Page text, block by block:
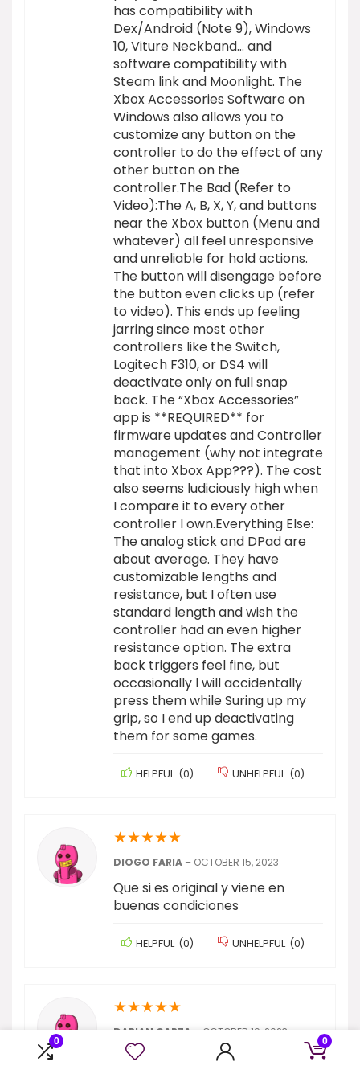
0 0
has compatibility with
Dex/Android (Note 9), Windows
10, Viture Neckband… and
software compatibility with
Steam link and Moonlight. The
Xbox Accessories Software on
Windows also allows you to
customize any button on the
controller to do the effect of any
other button on the
controller.The Bad (Refer to
Video):The A, B, X, Y, and buttons
near the Xbox button (Menu and
whatever) all feel unresponsive
and unreliable for hold actions.
The button will disengage before
the button even clicks up (refer
to video). This ends up feeling
jarring since most other
controllers like the Switch,
Logitech F310, or DS4 will
deactivate only on full snap
back. The “Xbox Accessories”
app is **REQUIRED** for
firmware updates and Controller
management (why not integrate
that into Xbox App???). The cost
also seems ludiciously high when
I compare it to every other
controller I own.Everything Else:
The analog stick and DPad are
about average. They have
customizable lengths and
resistance, but I often use
standard length and wish the
controller had an even higher
resistance option. The extra
back triggers feel fine, but
occasionally I will accidentally
press them while Suring up my
grip, so I end up deactivating
them for some games.
HELPFUL (0) UNHELPFUL (0)
★★★★★
DIOGO FARIA – OCTOBER 15, 2023
Que si es original y viene en
buenas condiciones
HELPFUL (0) UNHELPFUL (0)
★★★★★
DARIAN GARZA OCTOBER 19, 2023
Apenas isso: sem igual.